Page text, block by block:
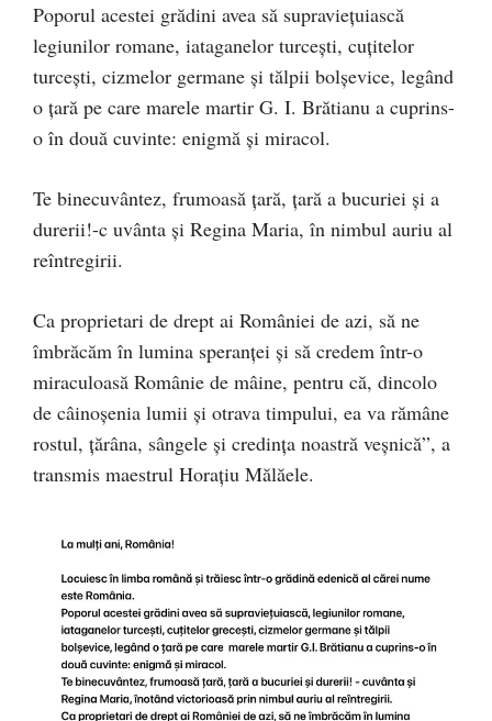
Poporul acestei grădini avea să supraviețuiască
legiunilor romane, iataganelor turcești, cuțitelor
turcești, cizmelor germane și tălpii bolșevice, legând
o țară pe care marele martir G. I. Brătianu a cuprins-
o în două cuvinte: enigmă și miracol.
Te binecuvântez, frumoasă țară, țară a bucuriei și a
durerii!-c uvânta și Regina Maria, în nimbul auriu al
reîntregirii.
Ca proprietari de drept ai României de azi, să ne
îmbrăcăm în lumina speranței și să credem într-o
miraculoasă Românie de mâine, pentru că, dincolo
de câinoșenia lumii și otrava timpului, ea va rămâne
rostul, țărâna, sângele și credința noastră veșnică”, a
transmis maestrul Horațiu Mălăele.